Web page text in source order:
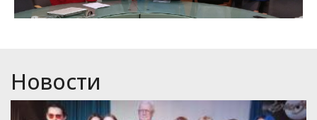
Новости